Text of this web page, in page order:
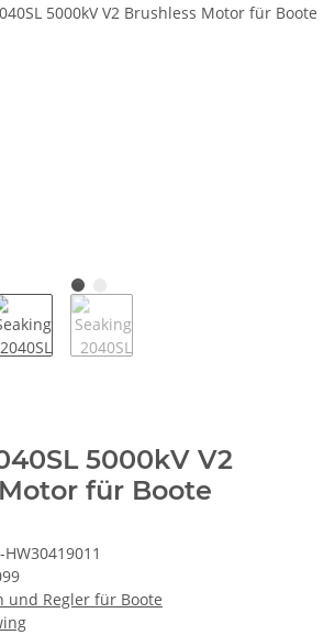
5000kV V2
für Boote
HW30419011
und Regler für Boote